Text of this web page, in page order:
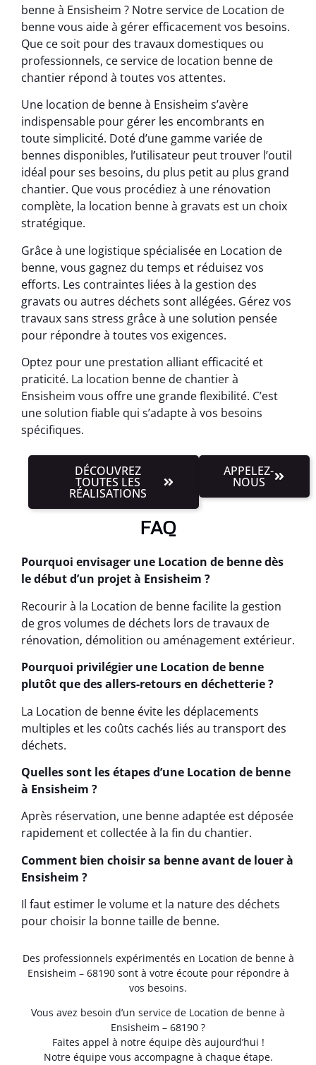
benne à Ensisheim ? Notre service de Location de
benne vous aide à gérer efficacement vos besoins.
Que ce soit pour des travaux domestiques ou
professionnels, ce service de location benne de
chantier répond à toutes vos attentes.
Une location de benne à Ensisheim s’avère
indispensable pour gérer les encombrants en
toute simplicité. Doté d’une gamme variée de
bennes disponibles, l’utilisateur peut trouver l’outil
idéal pour ses besoins, du plus petit au plus grand
chantier. Que vous procédiez à une rénovation
complète, la location benne à gravats est un choix
stratégique.
Grâce à une logistique spécialisée en Location de
benne, vous gagnez du temps et réduisez vos
efforts. Les contraintes liées à la gestion des
gravats ou autres déchets sont allégées. Gérez vos
travaux sans stress grâce à une solution pensée
pour répondre à toutes vos exigences.
Optez pour une prestation alliant efficacité et
praticité. La location benne de chantier à
Ensisheim vous offre une grande flexibilité. C’est
une solution fiable qui s’adapte à vos besoins
spécifiques.
DÉCOUVREZ
TOUTES LES
RÉALISATIONS
APPELEZ-
NOUS
FAQ
Pourquoi envisager une Location de benne dès
le début d’un projet à Ensisheim ?
Recourir à la Location de benne facilite la gestion
de gros volumes de déchets lors de travaux de
rénovation, démolition ou aménagement extérieur.
Pourquoi privilégier une Location de benne
plutôt que des allers-retours en déchetterie ?
La Location de benne évite les déplacements
multiples et les coûts cachés liés au transport des
déchets.
Quelles sont les étapes d’une Location de benne
à Ensisheim ?
Après réservation, une benne adaptée est déposée
rapidement et collectée à la fin du chantier.
Comment bien choisir sa benne avant de louer à
Ensisheim ?
Il faut estimer le volume et la nature des déchets
pour choisir la bonne taille de benne.
Des professionnels expérimentés en Location de benne à
Ensisheim – 68190 sont à votre écoute pour répondre à
vos besoins.
Vous avez besoin d’un service de Location de benne à
Ensisheim – 68190 ?
Faites appel à notre équipe dès aujourd’hui !
Notre équipe vous accompagne à chaque étape.